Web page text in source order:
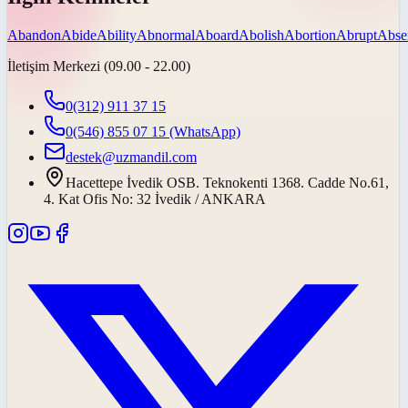
AbandonAbideAbilityAbnormalAboardAbolishAbortionAbrupt
İletişim Merkezi (09.00 - 22.00)
0(312) 911 37 15
0(546) 855 07 15 (WhatsApp)
destek@uzmandil.com
Hacettepe İvedik OSB. Teknokenti 1368. Cadde No.61,
4. Kat Ofis No: 32 İvedik / ANKARA